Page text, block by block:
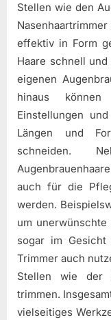
Stellen wie den
effektiv in Form
Haare schnell
eigenen
hinaus können
Einstellungen
Längen und
schneiden.
auch für die
werden.
um unerwünschte
sogar im
Trimmer auch
Stellen wie der
trimmen.
vielseitiges